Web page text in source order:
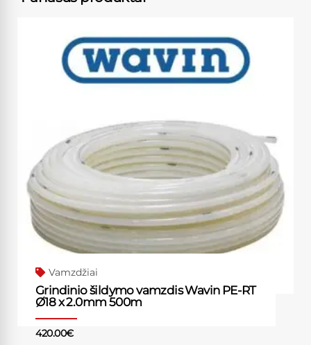
Vamzdžiai
Grindinio šildymo vamzdis Wavin PE-RT
Ø18 x 2.0mm 500m
420.00€